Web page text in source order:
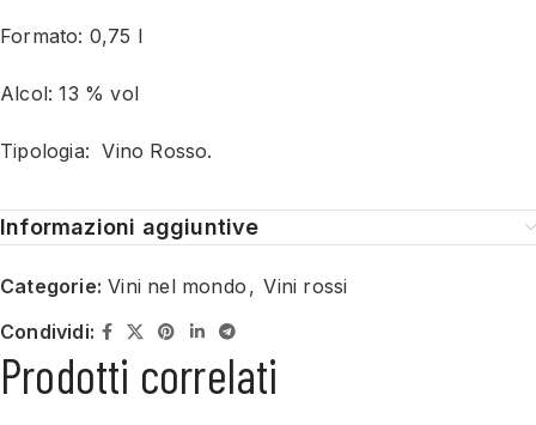
Formato: 0,75 l
Alcol: 13 % vol
Tipologia: Vino Rosso.
Informazioni aggiuntive
Categorie: Vini nel mondo , Vini rossi
Condividi:
Prodotti correlati